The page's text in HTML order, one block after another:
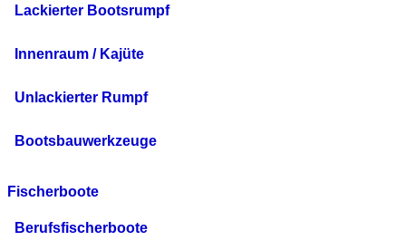
Lackierter Bootsrumpf
Innenraum / Kajüte
Unlackierter Rumpf
Bootsbauwerkzeuge
Fischerboote
Berufsfischerboote